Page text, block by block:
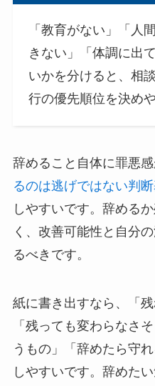
「教育がない」「人
きない」「体調に出
いかを分けると、相
行の優先順位を決め
辞めること自体に罪悪感
るのは逃げではない判
しやすいです。辞める
く、改善可能性と自分
るべきです。
紙に書き出すなら、「
「残っても変わらなさ
うもの」「辞めたら守
しやすいです。辞めた